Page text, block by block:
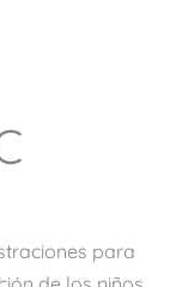
para